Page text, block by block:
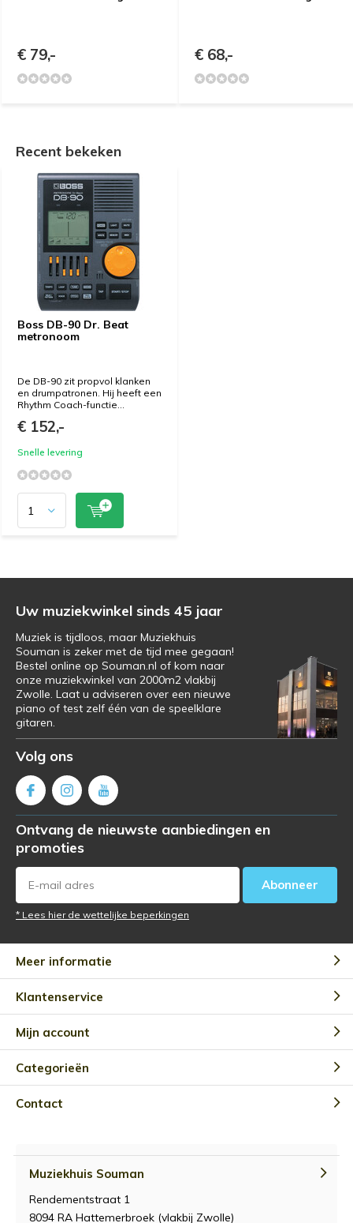
€ 79,- € 68,-
Recent bekeken
Boss DB-90 Dr. Beat
metronoom
De DB-90 zit propvol klanken
en drumpatronen. Hij heeft een
Rhythm Coach-functie...
€ 152,-
Snelle levering
Uw muziekwinkel sinds 45 jaar
Muziek is tijdloos, maar Muziekhuis
Souman is zeker met de tijd mee gegaan!
Bestel online op Souman.nl of kom naar
onze muziekwinkel van 2000m2 vlakbij
Zwolle. Laat u adviseren over een nieuwe
piano of test zelf één van de speelklare
gitaren.
Volg ons
Ontvang de nieuwste aanbiedingen en
promoties
Abonneer
* Lees hier de wettelijke beperkingen
Meer informatie
Klantenservice
Mijn account
Categorieën
Contact
Muziekhuis Souman
Rendementstraat 1
8094 RA Hattemerbroek (vlakbij Zwolle)